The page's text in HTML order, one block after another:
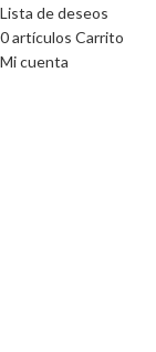
Lista de deseos
0artículos Carrito
Mi cuenta